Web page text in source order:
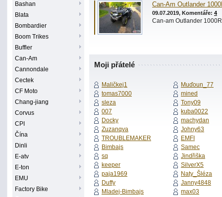
Bashan
Blata
Bombardier
Boom Trikes
Buffler
Can-Am
Cannondale
Cectek
CF Moto
Chang-jiang
Corvus
CPI
Čína
Dinli
E-atv
E-ton
EMU
Factory Bike
Can-Am Outlander
09.07.2019, Komentáře: 4
Can-am Outlander
Moji přátelé
Maličkej1
Muďoun_77
tomas7000
mined
sleza
Tony09
007
kuba0022
Docky
machydan
Zuzanqva
Johny63
TROUBLEMAKER
EMFI
Bimbajs
Samec
sq
Jindřiška
keeper
SilverX5
paja1969
Naty_Šléza
Duffy
Janny4848
Mladej-Bimbajs
max03